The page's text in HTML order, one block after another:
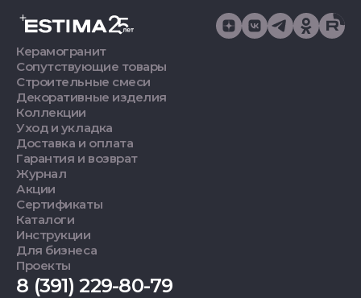
Керамогранит
Сопутствующие товары
Строительные смеси
Декоративные изделия
Коллекции
Уход и укладка
Доставка и оплата
Гарантия и возврат
Журнал
Акции
Сертификаты
Каталоги
Инструкции
Для бизнеса
Проекты
8 (391) 229-80-79